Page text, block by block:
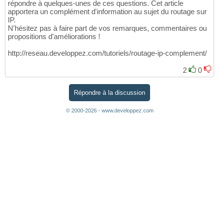
répondre à quelques-unes de ces questions. Cet article
apportera un complément d'information au sujet du routage sur
IP.
N'hésitez pas à faire part de vos remarques, commentaires ou
propositions d'améliorations !
http://reseau.developpez.com/tutoriels/routage-ip-complement/
2 0
Répondre à la discussion
© 2000-2026 - www.developpez.com